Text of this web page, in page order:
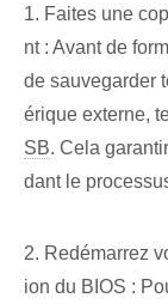
1. Faites une
nt : Avant de
de sauvegarder
érique externe,
SB. ⁤Cela
dant le
2. Redémarrez
ion du BIOS :